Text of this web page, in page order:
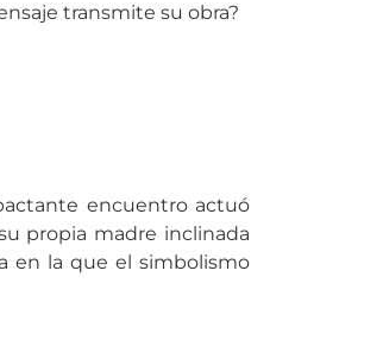
transmite su obra?
encuentro actuó
propia madre inclinada
en la que el simbolismo